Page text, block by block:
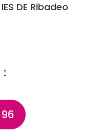
DE Ribadeo